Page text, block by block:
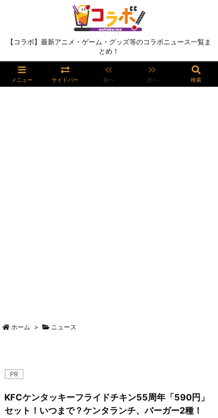
【コラボ】最新アニメ・ゲーム・グッズ等のコラボニュース一覧ま
とめ！
メニュー サイドバー 前へ 次へ 検索
ホーム > ニュース
KFCケンタッキーフライドチキン55周年「590円」
セット！いつまで？ケンタランチ、バーガー2種！